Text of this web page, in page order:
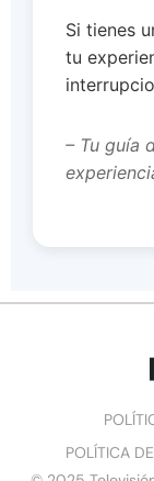
Si tienes
tu
– Tu guía
POLÍTICA